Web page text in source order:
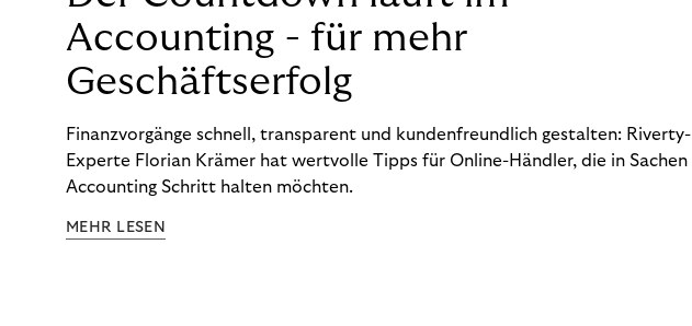
Accounting - für mehr
Geschäftserfolg
Finanzvorgänge schnell, transparent und kundenfreundlich gestalten: Riverty-
Experte Florian Krämer hat wertvolle Tipps für Online-Händler, die in Sachen
Accounting Schritt halten möchten.
MEHR LESEN